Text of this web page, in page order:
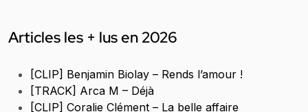
Articles les + lus en 2026
[CLIP] Benjamin Biolay – Rends l’amour !
[TRACK] Arca M – Déjà
[CLIP] Coralie Clément – La belle affaire